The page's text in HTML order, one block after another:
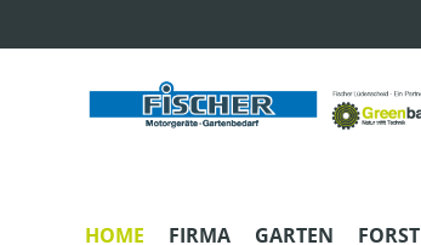
HOME FIRMA GARTEN FORST